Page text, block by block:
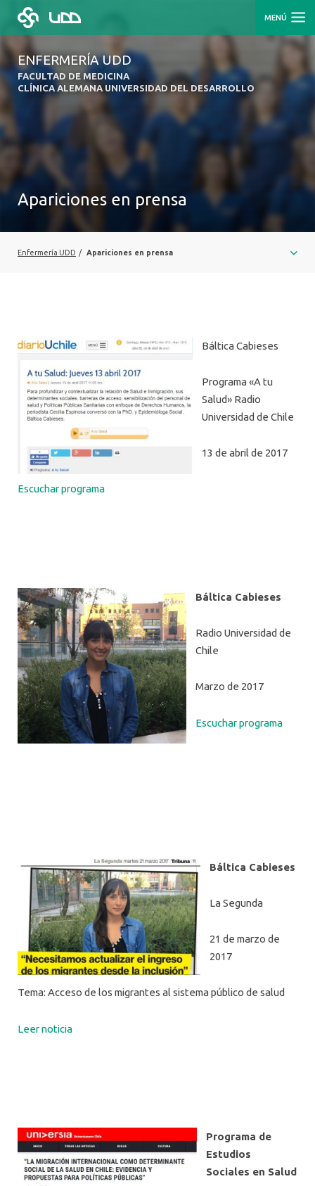
MENÚ
ENFERMERÍA UDD
FACULTAD DE MEDICINA
CLÍNICA ALEMANA UNIVERSIDAD DEL DESARROLLO
Apariciones en prensa
Enfermería UDD / Apariciones en prensa
Báltica Cabieses
Programa «A tu
Salud» Radio
Universidad de Chile
13 de abril de 2017
Escuchar programa
Báltica Cabieses
Radio Universidad de
Chile
Marzo de 2017
Escuchar programa
Báltica Cabieses
La Segunda
21 de marzo de
2017
Tema: Acceso de los migrantes al sistema público de salud
Leer noticia
Programa de
Estudios
Sociales en Salud